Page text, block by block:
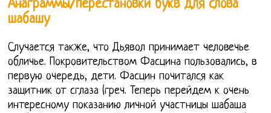
Анаграммы/перестановки букв для слова
шабашу
Случается также, что Дьявол принимает человечье
обличье. Покровительством Фасцина пользовались, в
первую очередь, дети. Фасцин почитался как
защитник от сглаза (греч. Теперь перейдем к очень
интересному показанию личной участницы шабаша